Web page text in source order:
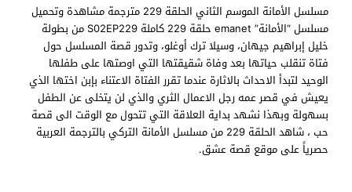
مسلسل الأمانة الموسم الثاني الحلقة 229 مترجمة مشاهدة وتحميل
مسلسل “الأمانة” emanet حلقة 229 كاملة S02EP229 من بطولة
خليل إبراهيم جيهان، وسيلا ترك أوغلو، وتدور قصة المسلسل حول
فتاة تنقلب حياتها بعد وفاة شقيقتها التي اوصتها على طفلها
الوحيد لتبدأ الاحداث بالاثارة عندما تقرر الفتاة الاعتناء بإبن اختها الذي
يعيش في قصر عمه رجل الاعمال الثري والذي لن يتخلى عن الطفل
بسهولة وبهذا نشهد بداية العلاقة التي تتحول مع الوقت الى قصة
حب ، شاهد الحلقة 229 من مسلسل الأمانة التركي بالترجمة العربية
حصرياً على موقع قصة عشق.